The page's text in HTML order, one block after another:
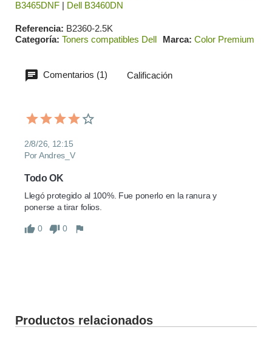
B3465DNF | Dell B3460DN
Referencia B2360-2.5K
Categoría Toners compatibles Dell Marca Color Premium
Comentarios (1) Calificación
2/8/26, 12:15
Por Andres_V
Todo OK
Llegó protegido al 100%. Fue ponerlo en la ranura y
ponerse a tirar folios.
0 0
Productos relacionados